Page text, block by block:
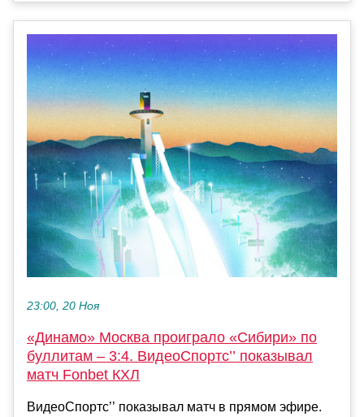
23:00, 20 Ноя
«Динамо» Москва проиграло «Сибири» по
буллитам – 3:4. ВидеоСпортс’’ показывал
матч Fonbet КХЛ
ВидеоСпортс’’ показывал матч в прямом эфире.